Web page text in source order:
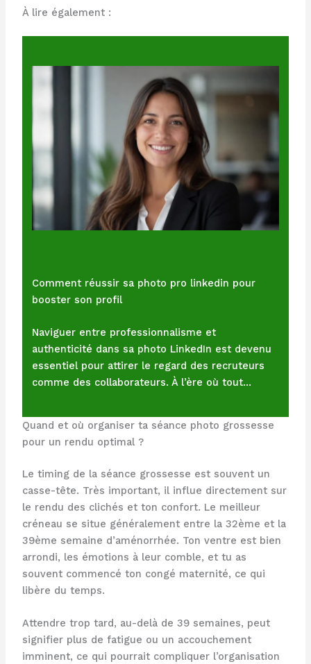
À lire également :
Comment réussir sa photo pro linkedin pour
booster son profil
Naviguer entre professionnalisme et
authenticité dans sa photo LinkedIn est devenu
essentiel pour attirer le regard des recruteurs
comme des collaborateurs. À l’ère où tout…
Quand et où organiser ta séance photo grossesse
pour un rendu optimal ?
Le timing de la séance grossesse est souvent un
casse-tête. Très important, il influe directement sur
le rendu des clichés et ton confort. Le meilleur
créneau se situe généralement entre la 32ème et la
39ème semaine d’aménorrhée. Ton ventre est bien
arrondi, les émotions à leur comble, et tu as
souvent commencé ton congé maternité, ce qui
libère du temps.
Attendre trop tard, au-delà de 39 semaines, peut
signifier plus de fatigue ou un accouchement
imminent, ce qui pourrait compliquer l’organisation